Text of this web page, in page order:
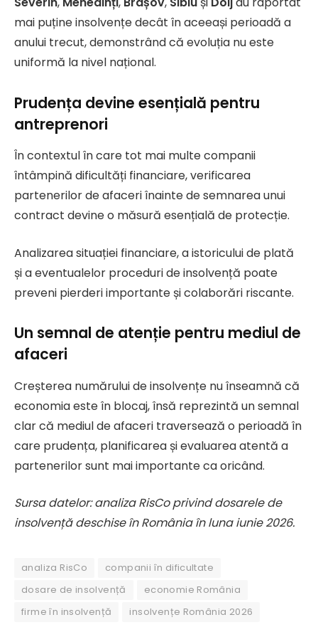
mai puține insolvențe decât în aceeași perioadă a
anului trecut, demonstrând că evoluția nu este
uniformă la nivel național.
Prudența devine esențială pentru
antreprenori
În contextul în care tot mai multe companii
întâmpină dificultăți financiare, verificarea
partenerilor de afaceri înainte de semnarea unui
contract devine o măsură esențială de protecție.
Analizarea situației financiare, a istoricului de plată
și a eventualelor proceduri de insolvență poate
preveni pierderi importante și colaborări riscante.
Un semnal de atenție pentru mediul de
afaceri
Creșterea numărului de insolvențe nu înseamnă că
economia este în blocaj, însă reprezintă un semnal
clar că mediul de afaceri traversează o perioadă în
care prudența, planificarea și evaluarea atentă a
partenerilor sunt mai importante ca oricând.
Sursa datelor: analiza RisCo privind dosarele de
insolvență deschise în România în luna iunie 2026.
analiza RisCo
companii în dificultate
dosare de insolvență
economie România
firme în insolvență
insolvențe România 2026